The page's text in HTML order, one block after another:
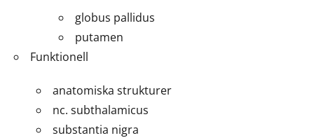
globus pallidus
putamen
Funktionell
anatomiska strukturer
nc. subthalamicus
substantia nigra